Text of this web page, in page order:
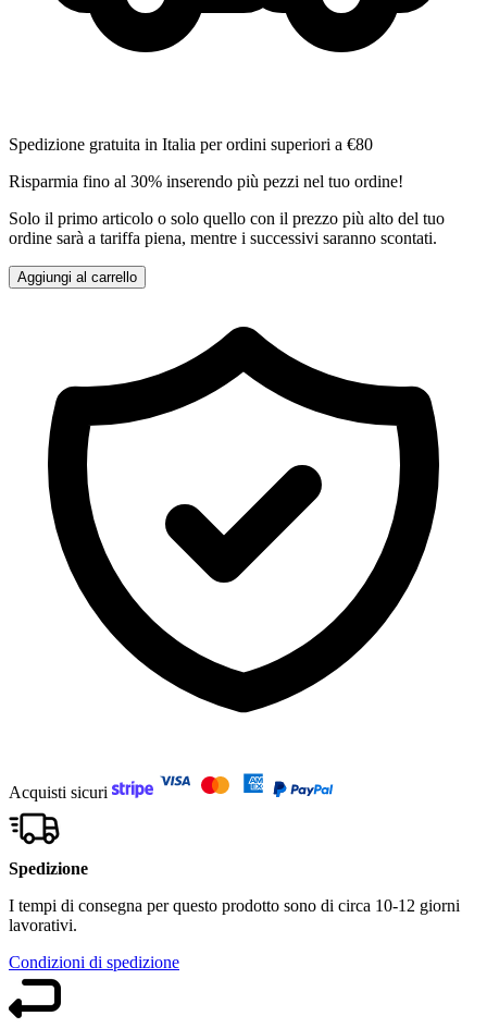
Spedizione gratuita in Italia per ordini superiori a €80
Risparmia fino al 30% inserendo più pezzi nel tuo ordine!
Solo il primo articolo o solo quello con il prezzo più alto del tuo
ordine sarà a tariffa piena, mentre i successivi saranno scontati.
Aggiungi al carrello
Acquisti sicuri
Spedizione
I tempi di consegna per questo prodotto sono di circa 10-12 giorni
lavorativi.
Condizioni di spedizione